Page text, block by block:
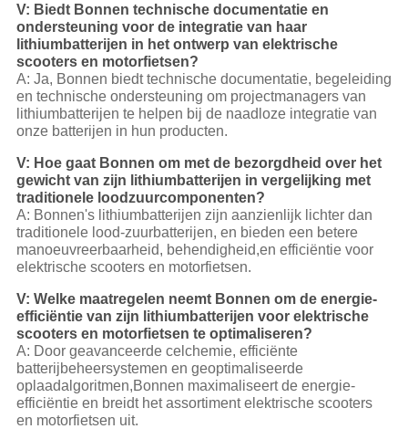
V: Biedt Bonnen technische documentatie en
ondersteuning voor de integratie van haar
lithiumbatterijen in het ontwerp van elektrische
scooters en motorfietsen?
A: Ja, Bonnen biedt technische documentatie, begeleiding
en technische ondersteuning om projectmanagers van
lithiumbatterijen te helpen bij de naadloze integratie van
onze batterijen in hun producten.
V: Hoe gaat Bonnen om met de bezorgdheid over het
gewicht van zijn lithiumbatterijen in vergelijking met
traditionele loodzuurcomponenten?
A: Bonnen's lithiumbatterijen zijn aanzienlijk lichter dan
traditionele lood-zuurbatterijen, en bieden een betere
manoeuvreerbaarheid, behendigheid,en efficiëntie voor
elektrische scooters en motorfietsen.
V: Welke maatregelen neemt Bonnen om de energie-
efficiëntie van zijn lithiumbatterijen voor elektrische
scooters en motorfietsen te optimaliseren?
A: Door geavanceerde celchemie, efficiënte
batterijbeheersystemen en geoptimaliseerde
oplaadalgoritmen,Bonnen maximaliseert de energie-
efficiëntie en breidt het assortiment elektrische scooters
en motorfietsen uit.